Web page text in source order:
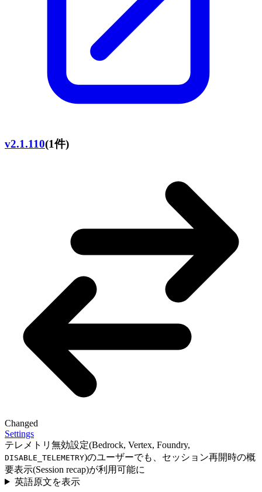
v2.1.110(1件)
Changed
Settings
テレメトリ無効設定(Bedrock, Vertex, Foundry,
DISABLE_TELEMETRY)のユーザーでも、セッション再開時の概
要表示(Session recap)が利用可能に
英語原文を表示